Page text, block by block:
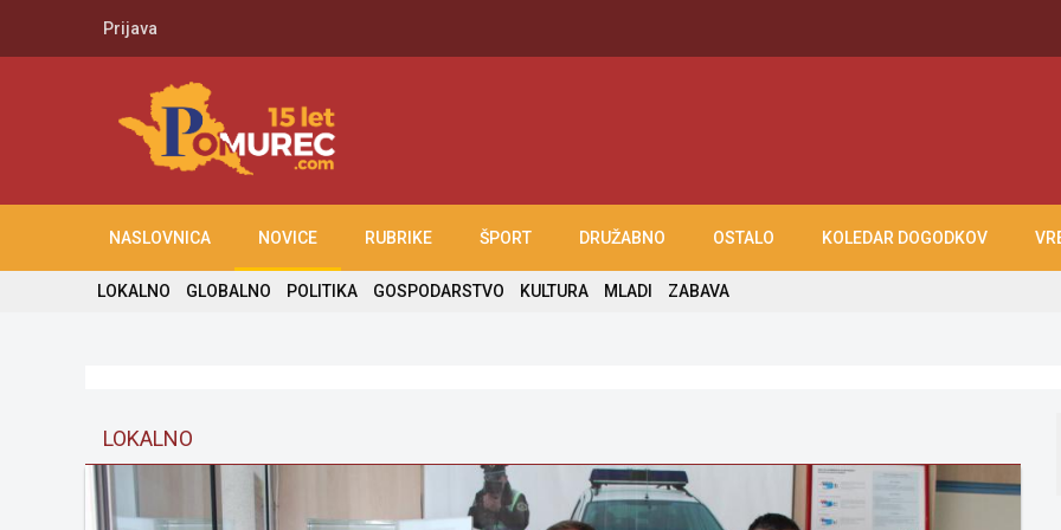
Prijava
NASLOVNICA NOVICE RUBRIKE ŠPORT DRUŽABNO OSTALO KOLEDAR DOGODKOV
LOKALNO GLOBALNO POLITIKA GOSPODARSTVO KULTURA MLADI ZABAVA
LOKALNO